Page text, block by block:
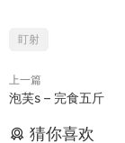
盯射
上一篇
泡芙s – 完食五斤
猜你喜欢